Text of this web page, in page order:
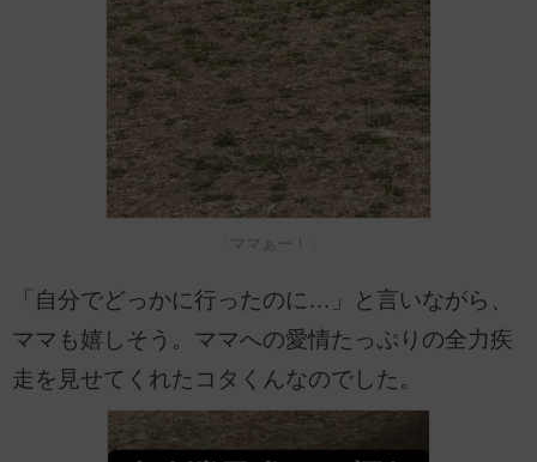
「ママぁー！」
「自分でどっかに行ったのに…」と言いながら、
ママも嬉しそう。ママへの愛情たっぷりの全力疾
走を見せてくれたコタくんなのでした。